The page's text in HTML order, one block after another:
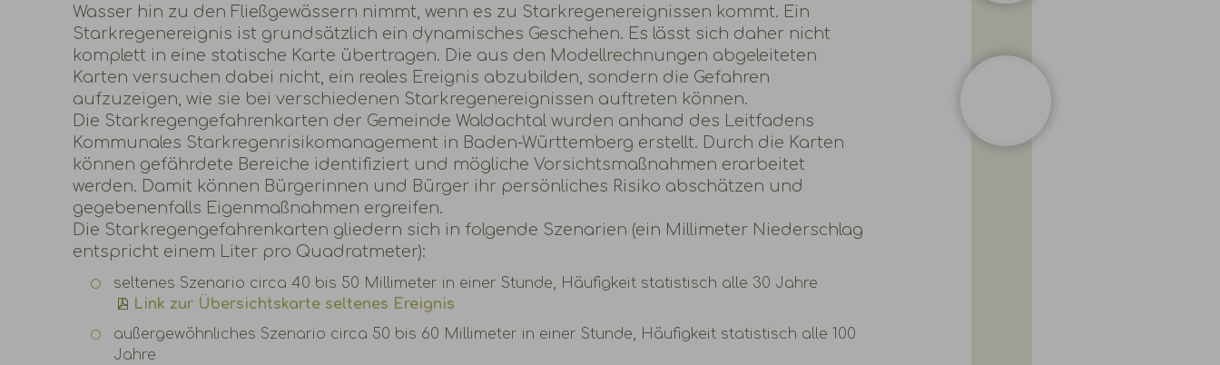
Wasser hin zu den Fließgewässern nimmt, wenn es zu Starkregenereignissen kommt. Ein
Starkregenereignis ist grundsätzlich ein dynamisches Geschehen. Es lässt sich daher nicht
komplett in eine statische Karte übertragen. Die aus den Modellrechnungen abgeleiteten
Karten versuchen dabei nicht, ein reales Ereignis abzubilden, sondern die Gefahren
aufzuzeigen, wie sie bei verschiedenen Starkregenereignissen auftreten können.
Die Starkregengefahrenkarten der Gemeinde Waldachtal wurden anhand des Leitfadens
Kommunales Starkregenrisikomanagement in Baden-Württemberg erstellt. Durch die Karten
können gefährdete Bereiche identifiziert und mögliche Vorsichtsmaßnahmen erarbeitet
werden. Damit können Bürgerinnen und Bürger ihr persönliches Risiko abschätzen und
gegebenenfalls Eigenmaßnahmen ergreifen.
Die Starkregengefahrenkarten gliedern sich in folgende Szenarien (ein Millimeter Niederschlag
entspricht einem Liter pro Quadratmeter):
seltenes Szenario circa 40 bis 50 Millimeter in einer Stunde, Häufigkeit statistisch alle 30 Jahre
Link zur Übersichtskarte seltenes Ereignis
außergewöhnliches Szenario circa 50 bis 60 Millimeter in einer Stunde, Häufigkeit statistisch alle 100
Jahre